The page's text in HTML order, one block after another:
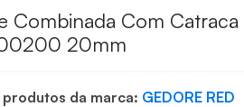
Combinada Com
20mm
da marca: GEDORE RED